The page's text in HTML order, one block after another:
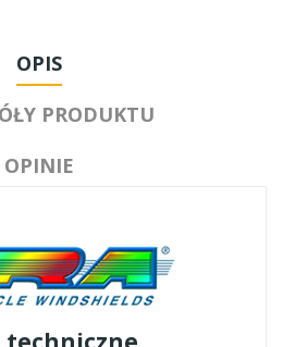
OPIS
PRODUKTU
OPINIE